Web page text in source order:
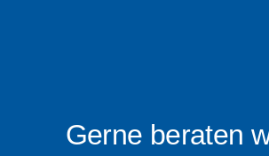
Gerne beraten